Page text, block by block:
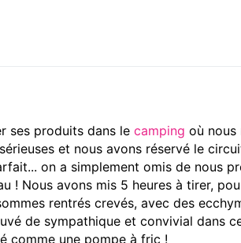
ses produits dans le camping où nous
et nous avons réservé le
on a simplement omis de nous
! Nous avons mis 5 heures à tirer,
rentrés crevés, avec des
de sympathique et convivial dans
comme une pompe à fric !